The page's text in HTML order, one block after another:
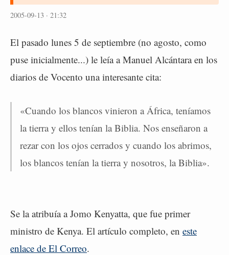
2005-09-13 · 21:32
El pasado lunes 5 de septiembre (no agosto, como
puse inicialmente...) le leía a Manuel Alcántara en los
diarios de Vocento una interesante cita:
«Cuando los blancos vinieron a África, teníamos
la tierra y ellos tenían la Biblia. Nos enseñaron a
rezar con los ojos cerrados y cuando los abrimos,
los blancos tenían la tierra y nosotros, la Biblia».
Se la atribuía a Jomo Kenyatta, que fue primer
ministro de Kenya. El artículo completo, en este
enlace de El Correo.